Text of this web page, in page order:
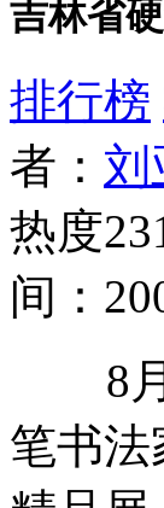
吉林省
排行榜
者： 刘
热度
间：
8月1
笔书